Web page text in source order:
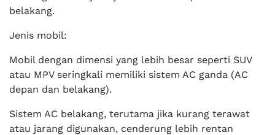
belakang.
Jenis mobil:
Mobil dengan dimensi yang lebih besar seperti SUV
atau MPV seringkali memiliki sistem AC ganda (AC
depan dan belakang).
Sistem AC belakang, terutama jika kurang terawat
atau jarang digunakan, cenderung lebih rentan